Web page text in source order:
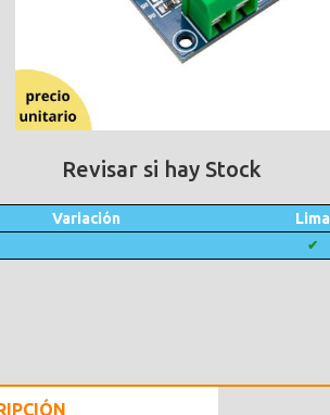
Revisar si hay Stock
Variación Lima
✔